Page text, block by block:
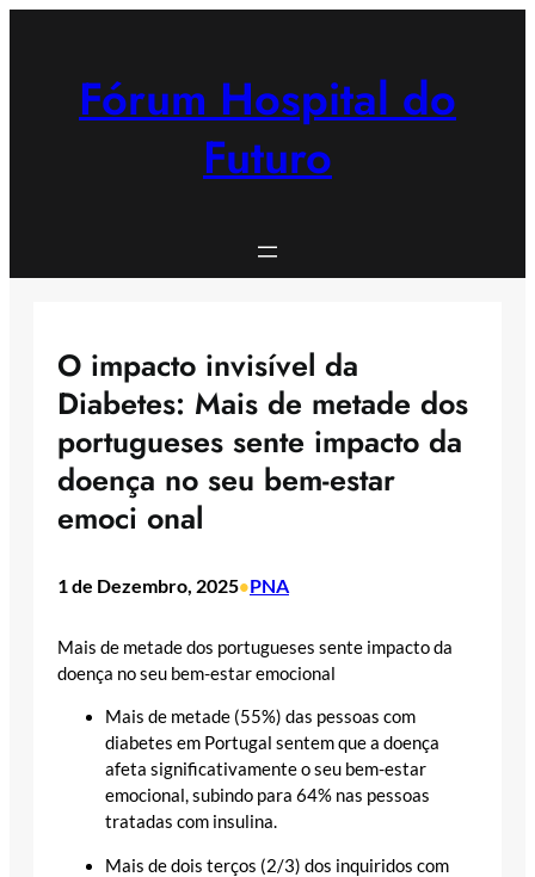
Fórum Hospital do
Futuro
O impacto invisível da
Diabetes: Mais de metade dos
portugueses sente impacto da
doença no seu bem-estar
emoci onal
1 de Dezembro, 2025•PNA
Mais de metade dos portugueses sente impacto da
doença no seu bem-estar emocional
Mais de metade (55%) das pessoas com
diabetes em Portugal sentem que a doença
afeta significativamente o seu bem-estar
emocional, subindo para 64% nas pessoas
tratadas com insulina.
Mais de dois terços (2/3) dos inquiridos com